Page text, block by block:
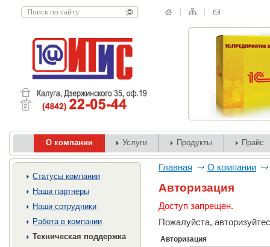
О компании Услуги Продукты Прайс
Cтатусы компании
Наши партнеры
Наши сотрудники
Работа в компании
Техническая поддержка
Главная О компании
Авторизация
Доступ запрещен.
Пожалуйста,
Авторизация